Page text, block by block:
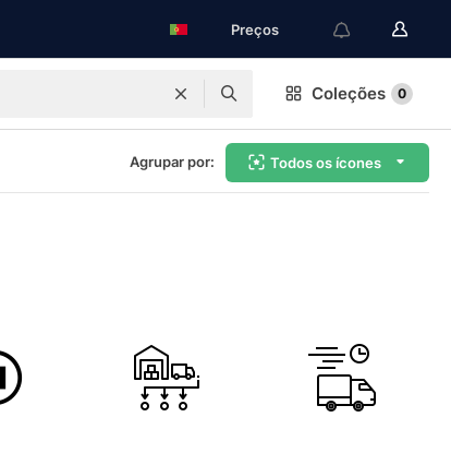
Preços
Coleções 0
Agrupar por: Todos os ícones